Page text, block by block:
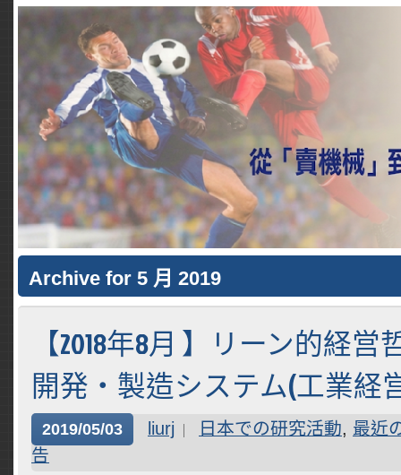
Archive for 5 月 2019
【2018年8月 】リーン的経
開発・製造システム(工業経
2019/05/03 liurj 日本での研究活動, 最近
告